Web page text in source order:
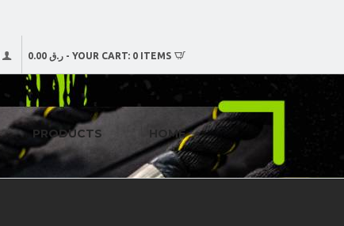
YOUR CART: 0 ITEMS
- ر.ق 0.00
HOME
PRODUCTS